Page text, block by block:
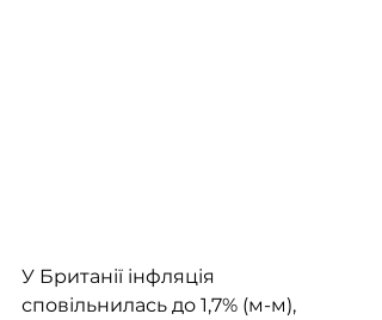
У Британії інфляція
сповільнилась до 1,7% (м-м),